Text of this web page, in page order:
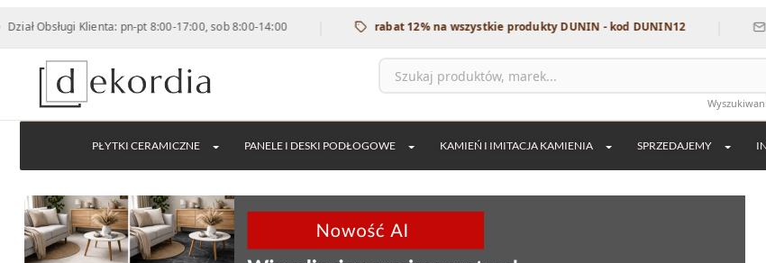
Klienta: pn-pt 8:00-17:00, sob 8:00-14:00 | rabat 12% na wszystkie produkty DUNIN - kod DUNIN12 |
PŁYTKI CERAMICZNE PANELE I DESKI PODŁOGOWE KAMIEŃ I IMITACJA KAMIENIA SPRZEDAJEMY